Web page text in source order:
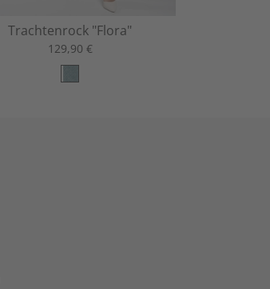
Trachtenrock "Flora"
129,90 €